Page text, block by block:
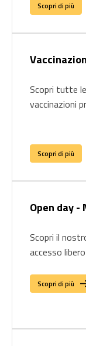
Scopri di più
Scopri tutte
vaccinazioni
Scopri di più
Open day -
Scopri il
accesso
Scopri di più